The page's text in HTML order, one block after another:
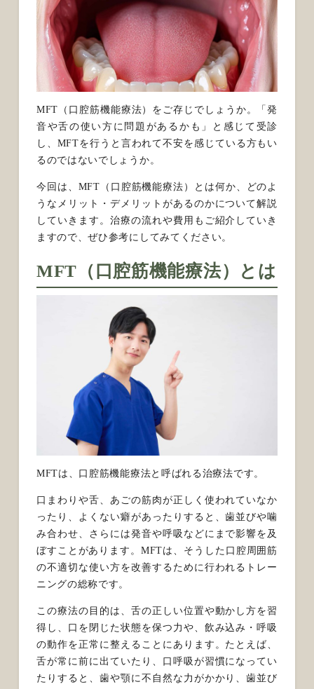
MFT（口腔筋機能療法）をご存じでしょうか。「発
音や舌の使い方に問題があるかも」と感じて受診
し、MFTを行うと言われて不安を感じている方もい
るのではないでしょうか。
今回は、MFT（口腔筋機能療法）とは何か、どのよ
うなメリット・デメリットがあるのかについて解説
していきます。治療の流れや費用もご紹介していき
ますので、ぜひ参考にしてみてください。
MFT（口腔筋機能療法）とは
MFTは、口腔筋機能療法と呼ばれる治療法です。
口まわりや舌、あごの筋肉が正しく使われていなか
ったり、よくない癖があったりすると、歯並びや噛
み合わせ、さらには発音や呼吸などにまで影響を及
ぼすことがあります。MFTは、そうした口腔周囲筋
の不適切な使い方を改善するために行われるトレー
ニングの総称です。
この療法の目的は、舌の正しい位置や動かし方を習
得し、口を閉じた状態を保つ力や、飲み込み・呼吸
の動作を正常に整えることにあります。たとえば、
舌が常に前に出ていたり、口呼吸が習慣になってい
たりすると、歯や顎に不自然な力がかかり、歯並び